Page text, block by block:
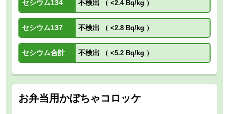
セシウム134 不検出 （ <2.4 Bq/kg ）
セシウム137 不検出 （ <2.8 Bq/kg ）
セシウム合計 不検出 （ <5.2 Bq/kg ）
お弁当用かぼちゃコロッケ